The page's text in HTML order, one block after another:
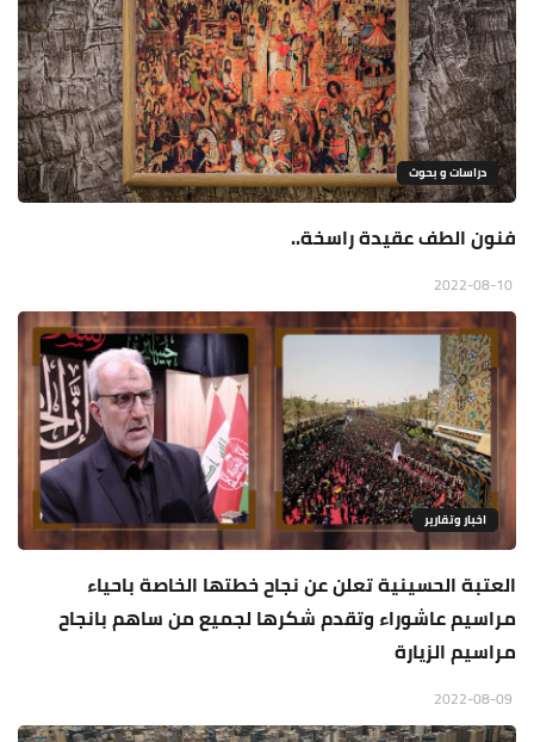
دراسات و بحوث
فنون الطف عقيدة راسخة..
اخبار وتقارير
العتبة الحسينية تعلن عن نجاح خطتها الخاصة باحياء
مراسيم عاشوراء وتقدم شكرها لجميع من ساهم بانجاح
مراسيم الزيارة